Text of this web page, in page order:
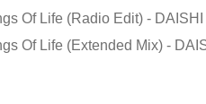
Of Life (Radio Edit) -
Of Life (Extended Mix) -